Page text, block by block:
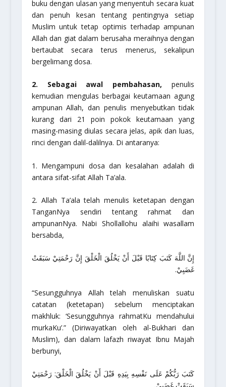
buku dengan ulasan yang menyentuh secara kuat
dan penuh kesan tentang pentingnya setiap
Muslim untuk tetap optimis terhadap ampunan
Allah dan giat dalam berusaha meraihnya dengan
bertaubat secara terus menerus, sekalipun
bergelimang dosa.
2. Sebagai awal pembahasan, penulis
kemudian mengulas berbagai keutamaan agung
ampunan Allah, dan penulis menyebutkan tidak
kurang dari 21 poin pokok keutamaan yang
masing-masing diulas secara jelas, apik dan luas,
rinci dengan dalil-dalilnya. Di antaranya:
1. Mengampuni dosa dan kesalahan adalah di
antara sifat-sifat Allah Ta’ala.
2. Allah Ta’ala telah menulis ketetapan dengan
TanganNya sendiri tentang rahmat dan
ampunanNya. Nabi Shollallohu alaihi wasallam
bersabda,
إِنَّ اللَّهَ كَتَبَ كِتَابًا قَبْلَ أَنْ يَخْلُقَ الْخَلْقَ إِنَّ رَحْمَتِيْ سَبَقَتْ
غَضَبِيْ.
“Sesungguhnya Allah telah menuliskan suatu
catatan (ketetapan) sebelum menciptakan
makhluk: ‘Sesungguhnya rahmatKu mendahului
murkaKu’.”(Diriwayatkan oleh al-Bukhari dan
Muslim), dan dalam lafazh riwayat Ibnu Majah
berbunyi,
كَتَبَ رَبُّكُمْ عَلَى نَفْسِهِ بِيَدِهِ قَبْلَ أَنْ يَخْلُقَ الْخَلْقَ: رَحْمَتِيْ